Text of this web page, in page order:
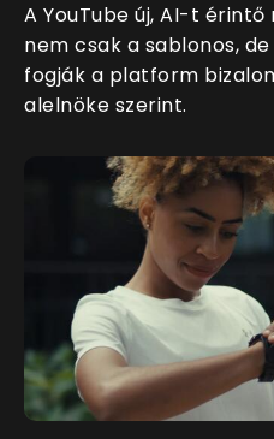
A YouTube új, AI-t
nem csak a sablonos,
fogják a platform
alelnöke szerint.